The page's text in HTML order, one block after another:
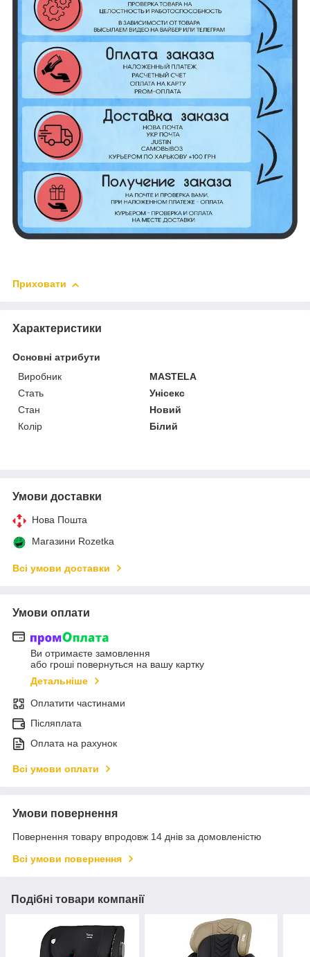
Приховати
Характеристики
Основні атрибути
Виробник
MASTELA
Стать
Унісекс
Стан
Новий
Колір
Білий
Умови доставки
Нова Пошта
Магазини Rozetka
Всі умови доставки
Умови оплати
Ви отримаєте замовлення
або гроші повернуться на вашу картку
Детальніше
Оплатити частинами
Післяплата
Оплата на рахунок
Всі умови оплати
Умови повернення
Повернення товару впродовж 14 днів за домовленістю
Всі умови повернення
Подібні товари компанії